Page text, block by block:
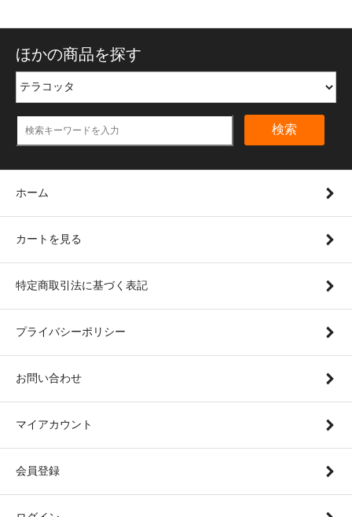
ほかの商品を探す
検索
ホーム
カートを見る
特定商取引法に基づく表記
プライバシーポリシー
お問い合わせ
マイアカウント
会員登録